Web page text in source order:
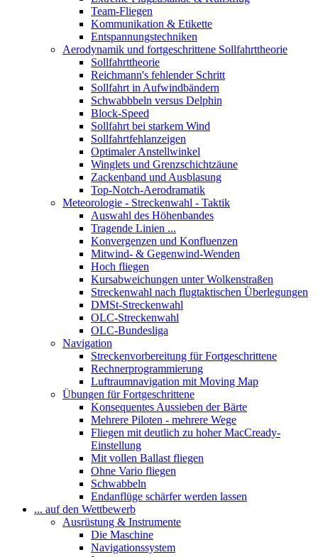
Team-Fliegen
Kommunikation & Etikette
Entspannungstechniken
Aerodynamik und fortgeschrittene Sollfahrttheorie
Sollfahrttheorie
Reichmann's fehlender Schritt
Sollfahrt in Aufwindbändern
Schwabbbeln versus Delphin
Block-Speed
Sollfahrt bei starkem Wind
Sollfahrtfehlanzeigen
Optimaler Anstellwinkel
Winglets und Grenzschichtzäune
Zackenband und Ausblasung
Top-Notch-Aerodramatik
Meteorologie - Streckenwahl - Taktik
Auswahl des Höhenbandes
Tragende Linien ...
Konvergenzen und Konfluenzen
Mitwind- & Gegenwind-Wenden
Hoch fliegen
Kursabweichungen unter Wolkenstraßen
Streckenwahl nach flugtaktischen Überlegungen
DMSt-Streckenwahl
OLC-Streckenwahl
OLC-Bundesliga
Navigation
Streckenvorbereitung für Fortgeschrittene
Rechnerprogrammierung
Luftraumnavigation mit Moving Map
Übungen für Fortgeschrittene
Konsequentes Aussieben der Bärte
Mehrere Piloten - mehrere Wege
Fliegen mit deutlich zu hoher MacCready-
Einstellung
Mit vollen Ballast fliegen
Ohne Vario fliegen
Schwabbeln
Endanflüge schärfer werden lassen
... auf den Wettbewerb
Ausrüstung & Instrumente
Die Maschine
Navigationssystem